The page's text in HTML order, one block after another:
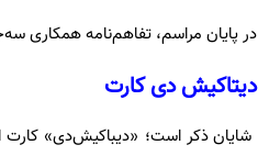
در پایان مراسم، تفاهم‌نامه همکاری
دیتاکیش دی کارت
شایان ذکر است؛ «دیباکیش‌دی» کارت